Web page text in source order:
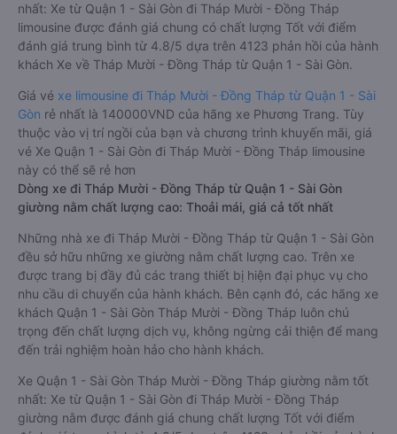
nhất: Xe từ Quận 1 - Sài Gòn đi Tháp Mười - Đồng Tháp
limousine được đánh giá chung có chất lượng Tốt với điểm
đánh giá trung bình từ 4.8/5 dựa trên 4123 phản hồi của hành
khách Xe về Tháp Mười - Đồng Tháp từ Quận 1 - Sài Gòn.
Giá vé xe limousine đi Tháp Mười - Đồng Tháp từ Quận 1 - Sài
Gòn rẻ nhất là 140000VND của hãng xe Phương Trang. Tùy
thuộc vào vị trí ngồi của bạn và chương trình khuyến mãi, giá
vé Xe Quận 1 - Sài Gòn đi Tháp Mười - Đồng Tháp limousine
này có thể sẽ rẻ hơn
Dòng xe đi Tháp Mười - Đồng Tháp từ Quận 1 - Sài Gòn
giường nằm chất lượng cao: Thoải mái, giá cả tốt nhất
Những nhà xe đi Tháp Mười - Đồng Tháp từ Quận 1 - Sài Gòn
đều sở hữu những xe giường nằm chất lượng cao. Trên xe
được trang bị đầy đủ các trang thiết bị hiện đại phục vụ cho
nhu cầu di chuyển của hành khách. Bên cạnh đó, các hãng xe
khách Quận 1 - Sài Gòn Tháp Mười - Đồng Tháp luôn chú
trọng đến chất lượng dịch vụ, không ngừng cải thiện để mang
đến trải nghiệm hoàn hảo cho hành khách.
Xe Quận 1 - Sài Gòn Tháp Mười - Đồng Tháp giường nằm tốt
nhất: Xe từ Quận 1 - Sài Gòn đi Tháp Mười - Đồng Tháp
giường nằm được đánh giá chung chất lượng Tốt với điểm